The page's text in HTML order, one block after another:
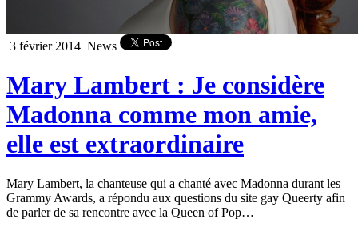
3 février 2014 News
Mary Lambert : Je considère
Madonna comme mon amie,
elle est extraordinaire
Mary Lambert, la chanteuse qui a chanté avec Madonna durant les
Grammy Awards, a répondu aux questions du site gay Queerty afin
de parler de sa rencontre avec la Queen of Pop…